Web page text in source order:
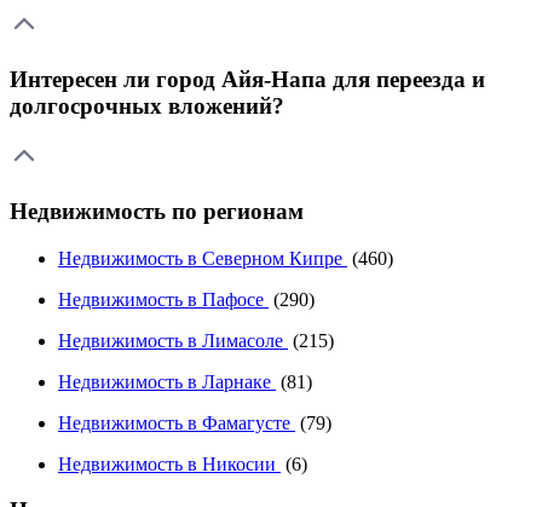
Интересен ли город Айя-Напа для переезда и
долгосрочных вложений?
Недвижимость по регионам
Недвижимость в Северном Кипре (460)
Недвижимость в Пафосе (290)
Недвижимость в Лимасоле (215)
Недвижимость в Ларнаке (81)
Недвижимость в Фамагусте (79)
Недвижимость в Никосии (6)